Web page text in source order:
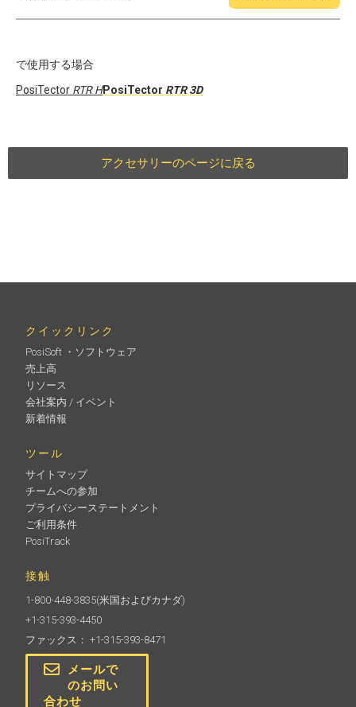
で使用する場合
PosiTector RTR HPosiTector RTR 3D
アクセサリーのページに戻る
クイックリンク
PosiSoft ・ソフトウェア
売上高
リソース
会社案内 / イベント
新着情報
ツール
サイトマップ
チームへの参加
プライバシーステートメント
ご利用条件
PosiTrack
接触
1-800-448-3835(米国およびカナダ)
+1-315-393-4450
ファックス： +1-315-393-8471
メールで
のお問い
合わせ